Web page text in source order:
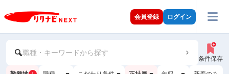
会員登録 ログイン
職種・キーワードから探す
条件保存